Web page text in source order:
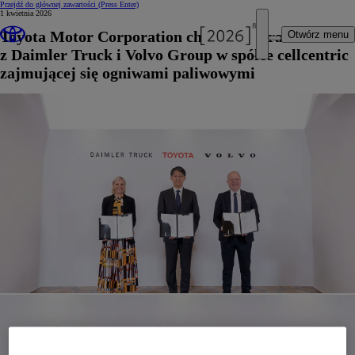
Przejdź do głównej zawartości (Press Enter)
Otwórz menu
1 kwietnia 2026
Toyota Motor Corporation chce współpracować
z Daimler Truck i Volvo Group w spółce cellcentric
zajmującej się ogniwami paliwowymi